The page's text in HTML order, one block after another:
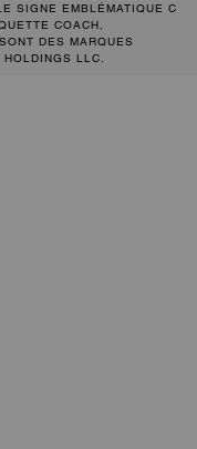
SIGNE EMBLÉMATIQUE C
COACH,
DES MARQUES
LLC.